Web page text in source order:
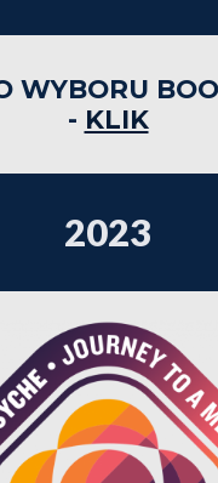
WYBORU
- KLIK
2023